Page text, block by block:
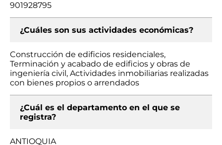
901928795
¿Cuáles son sus actividades económicas?
Construcción de edificios residenciales,
Terminación y acabado de edificios y obras de
ingeniería civil, Actividades inmobiliarias realizadas
con bienes propios o arrendados
¿Cuál es el departamento en el que se
registra?
ANTIOQUIA